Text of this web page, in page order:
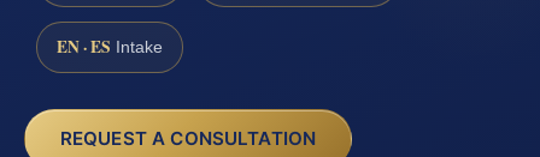
EN · ES Intake
REQUEST A CONSULTATION